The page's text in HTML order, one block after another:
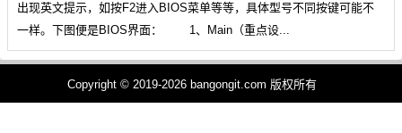
出现英文提示，如按F2进入BIOS菜单等等，具体型号不同按键可能不
一样。下图便是BIOS界面： 1、Main（重点设...
Copyright © 2019-2026 bangongit.com 版权所有